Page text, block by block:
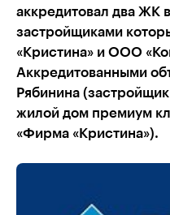
аккредитовал два ЖК
застройщиками
«Кристина» и ООО
Аккредитованными
Рябинина
жилой дом премиум
«Фирма «Кристина»).